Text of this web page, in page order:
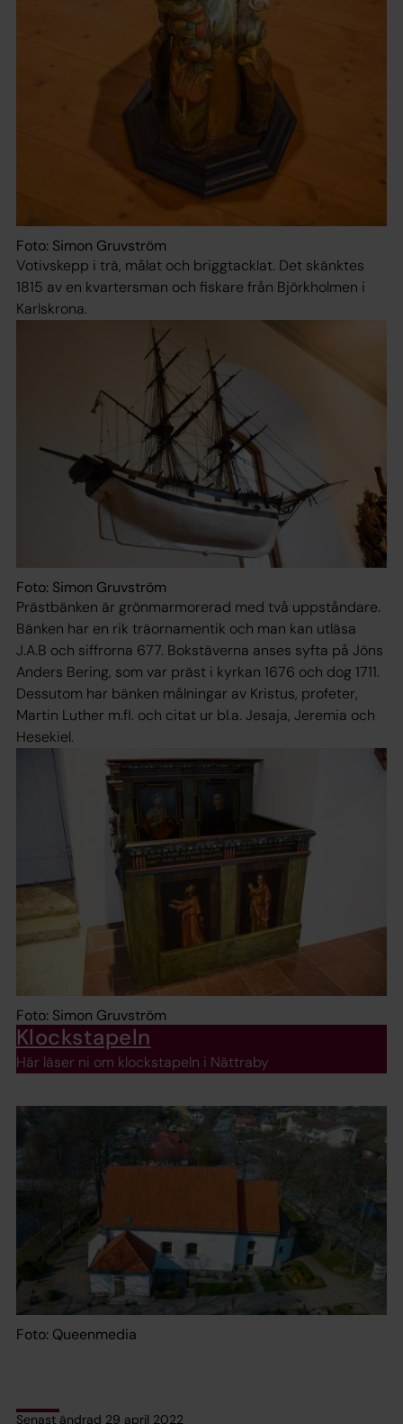
Foto: Simon Gruvström
Votivskepp i trä, målat och briggtacklat. Det skänktes
1815 av en kvartersman och fiskare från Björkholmen i
Karlskrona.
Foto: Simon Gruvström
Prästbänken är grönmarmorerad med två uppståndare.
Bänken har en rik träornamentik och man kan utläsa
J.A.B och siffrorna 677. Bokstäverna anses syfta på Jöns
Anders Bering, som var präst i kyrkan 1676 och dog 1711.
Dessutom har bänken målningar av Kristus, profeter,
Martin Luther m.fl. och citat ur bl.a. Jesaja, Jeremia och
Hesekiel.
Foto: Simon Gruvström
Klockstapeln
Här läser ni om klockstapeln i Nättraby
Foto: Queenmedia
Senast ändrad 29 april 2022